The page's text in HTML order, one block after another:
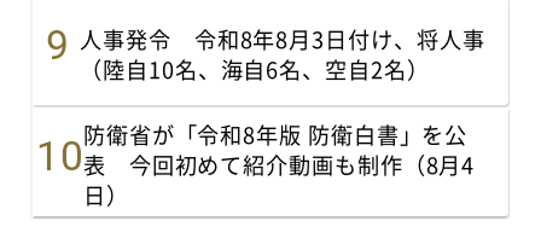
人事発令 令和8年8月3日付け、将人事
（陸自10名、海自6名、空自2名）
防衛省が「令和8年版 防衛白書」を公
表 今回初めて紹介動画も制作（8月4
日）